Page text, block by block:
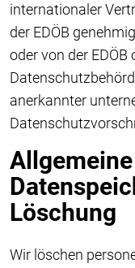
internationaler
der EDÖB
oder von der
anerkannter
Löschung
Wir löschen